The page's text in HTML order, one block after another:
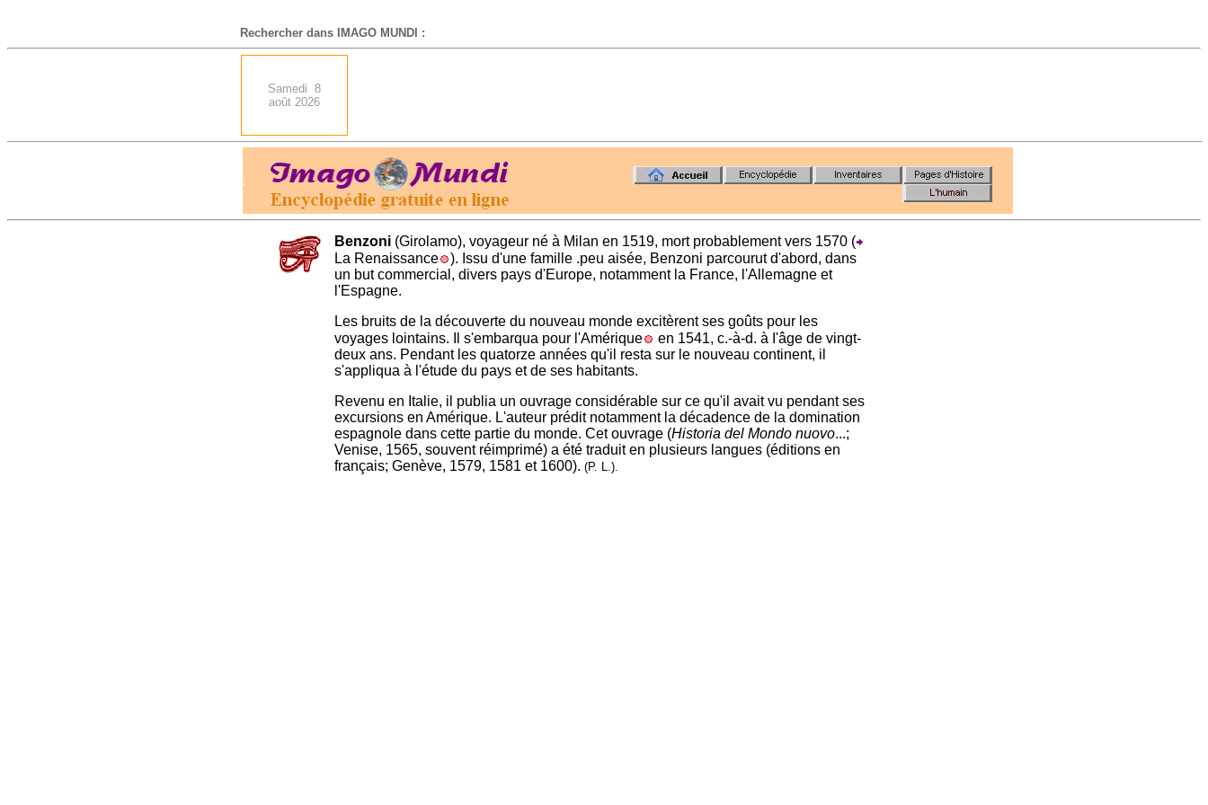
-
Rechercher dans IMAGO MUNDI :
Samedi 8
août 2026
.
Benzoni (Girolamo), voyageur né à Milan en 1519, mort probablement vers 1570 (
La Renaissance
). Issu d'une famille .peu aisée, Benzoni parcourut d'abord, dans
un but commercial, divers pays d'Europe, notamment la France, l'Allemagne et
l'Espagne.
Les bruits de la découverte du nouveau monde excitèrent ses goûts pour les
voyages lointains. Il s'embarqua pour l'Amérique
en 1541, c.-à-d. à I'âge de vingt-
deux ans. Pendant les quatorze années qu'il resta sur le nouveau continent, il
s'appliqua à l'étude du pays et de ses habitants.
Revenu en Italie, il publia un ouvrage considérable sur ce qu'il avait vu pendant ses
excursions en Amérique. L'auteur prédit notamment la décadence de la domination
espagnole dans cette partie du monde. Cet ouvrage (Historia del Mondo nuovo...;
Venise, 1565, souvent réimprimé) a été traduit en plusieurs langues (éditions en
français; Genève, 1579, 1581 et 1600). (P. L.).
.